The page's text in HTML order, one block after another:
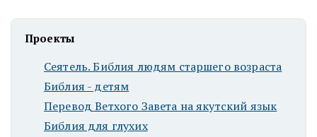
Проекты
Сеятель. Библия людям старшего возраста
Библия - детям
Перевод Ветхого Завета на якутский язык
Библия для глухих